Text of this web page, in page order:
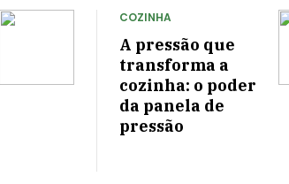
A pressão que
transforma a
cozinha: o poder
da panela de
pressão
COZINHA